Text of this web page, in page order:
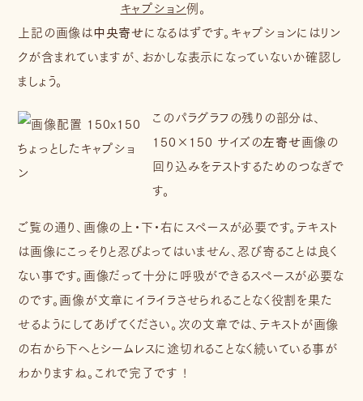
キャプション例。
上記の画像は中央寄せになるはずです。キャプションにはリン
クが含まれていますが、おかしな表示になっていないか確認し
ましょう。
ちょっとしたキャプショ
ン
このパラグラフの残りの部分は、
150×150 サイズの左寄せ画像の
回り込みをテストするためのつなぎで
す。
ご覧の通り、画像の上・下・右にスペースが必要です。テキスト
は画像にこっそりと忍びよってはいません、忍び寄ることは良く
ない事です。画像だって十分に呼吸ができるスペースが必要な
のです。画像が文章にイライラさせられることなく役割を果た
せるようにしてあげてください。次の文章では、テキストが画像
の右から下へとシームレスに途切れることなく続いている事が
わかりますね。これで完了です !